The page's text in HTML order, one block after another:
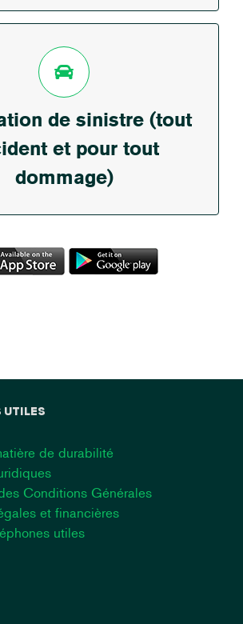
de sinistre (tout
et pour tout
dommage)
DE SINISTRE (TOUT
EN SAVOIR PLUS
UTILES
de durabilité
Conditions Générales
et financières
utiles